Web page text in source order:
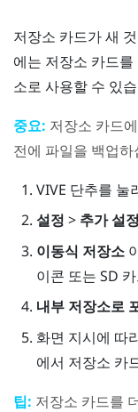
저장소 카드가 새
에는 저장소 카드를
소로 사용할 수 있
중요: 저장소 카드
전에 파일을 백업하
VIVE 단추를 눌
설정 > 추가 설정
이동식 저장소
이콘 또는 SD
내부 저장소로
화면 지시에 따
에서 저장소 카
팁: 저장소 카드를